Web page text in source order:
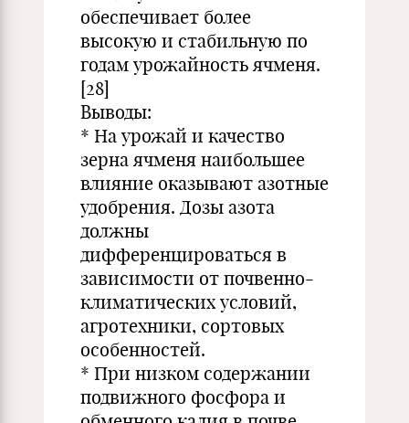
обеспечивает более
высокую и стабильную по
годам урожайность ячменя.
[28]
Выводы:
* На урожай и качество
зерна ячменя наибольшее
влияние оказывают азотные
удобрения. Дозы азота
должны
дифференцироваться в
зависимости от почвенно-
климатических условий,
агротехники, сортовых
особенностей.
* При низком содержании
подвижного фосфора и